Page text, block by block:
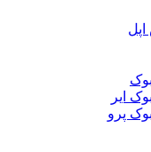
ایر
پرو